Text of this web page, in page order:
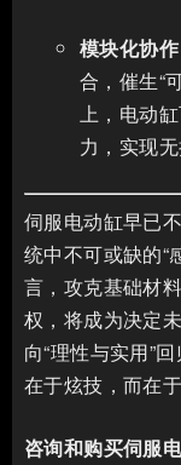
模块化协作
合，催生“
上，电动
力，实现无
伺服电动缸早已
统中不可或缺的“
言，攻克基础材
权，将成为决定
向“理性与实用”
在于炫技，而在
咨询和购买伺服